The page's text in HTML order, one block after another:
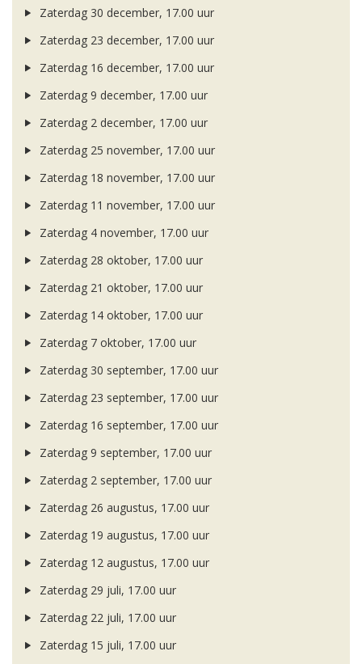
Zaterdag 30 december, 17.00 uur
Zaterdag 23 december, 17.00 uur
Zaterdag 16 december, 17.00 uur
Zaterdag 9 december, 17.00 uur
Zaterdag 2 december, 17.00 uur
Zaterdag 25 november, 17.00 uur
Zaterdag 18 november, 17.00 uur
Zaterdag 11 november, 17.00 uur
Zaterdag 4 november, 17.00 uur
Zaterdag 28 oktober, 17.00 uur
Zaterdag 21 oktober, 17.00 uur
Zaterdag 14 oktober, 17.00 uur
Zaterdag 7 oktober, 17.00 uur
Zaterdag 30 september, 17.00 uur
Zaterdag 23 september, 17.00 uur
Zaterdag 16 september, 17.00 uur
Zaterdag 9 september, 17.00 uur
Zaterdag 2 september, 17.00 uur
Zaterdag 26 augustus, 17.00 uur
Zaterdag 19 augustus, 17.00 uur
Zaterdag 12 augustus, 17.00 uur
Zaterdag 29 juli, 17.00 uur
Zaterdag 22 juli, 17.00 uur
Zaterdag 15 juli, 17.00 uur